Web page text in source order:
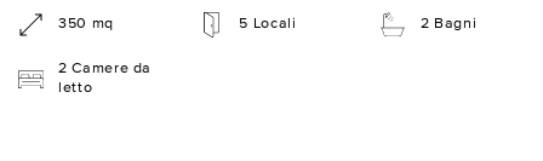
350 mq 5 Locali 2 Bagni
2 Camere da
letto